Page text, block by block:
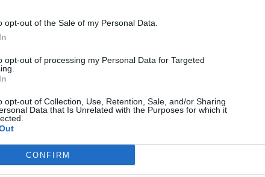
opt-out of the Sale of my Personal Data.
opt-out of processing my Personal Data for Targeted
opt-out of Collection, Use, Retention, Sale, and/or Sharing
Data that Is Unrelated with the Purposes for which it
CONFIRM